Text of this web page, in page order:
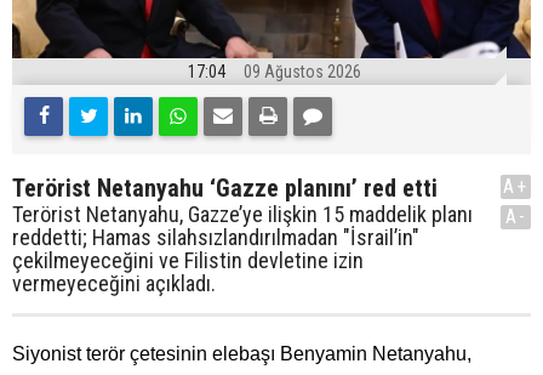
17:04 09 Ağustos 2026
Terörist Netanyahu ‘Gazze planını’ red etti
Terörist Netanyahu, Gazze’ye ilişkin 15 maddelik planı
reddetti; Hamas silahsızlandırılmadan "İsrail’in"
çekilmeyeceğini ve Filistin devletine izin
vermeyeceğini açıkladı.
A+
A-
Siyonist terör çetesinin elebaşı Benyamin Netanyahu,